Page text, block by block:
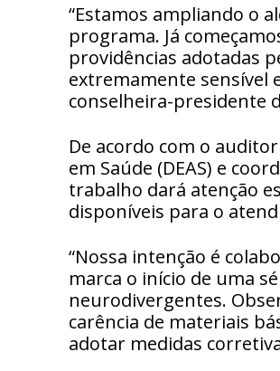
“Estamos ampliando o
programa. Já
providências adotadas
extremamente sensível
conselheira-presidente
De acordo com o
em Saúde (DEAS) e
trabalho dará atenção
disponíveis para o
“Nossa intenção é
marca o início de uma
neurodivergentes.
carência de materiais
adotar medidas